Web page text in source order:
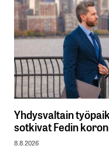
Yhdysvaltain
sotkivat Fedin
8.8.2026